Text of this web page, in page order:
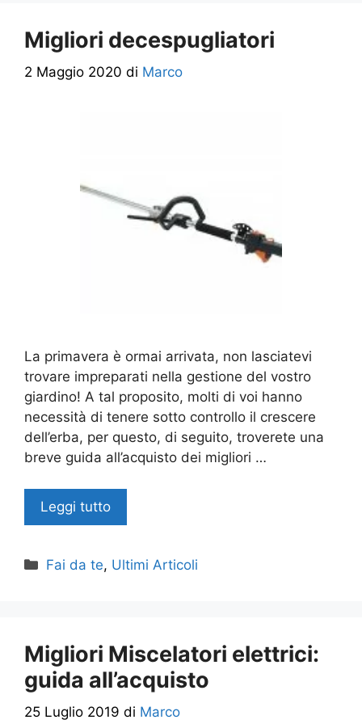
Migliori decespugliatori
2 Maggio 2020 di Marco
La primavera è ormai arrivata, non lasciatevi
trovare impreparati nella gestione del vostro
giardino! A tal proposito, molti di voi hanno
necessità di tenere sotto controllo il crescere
dell’erba, per questo, di seguito, troverete una
breve guida all’acquisto dei migliori …
Leggi tutto
Categorie
Fai da te, Ultimi Articoli
Migliori Miscelatori elettrici:
guida all’acquisto
25 Luglio 2019 di Marco